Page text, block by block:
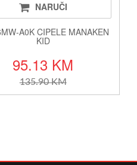
NARUČI
A0K CIPELE MANAKEN
KID
95.13 KM
135.90 KM